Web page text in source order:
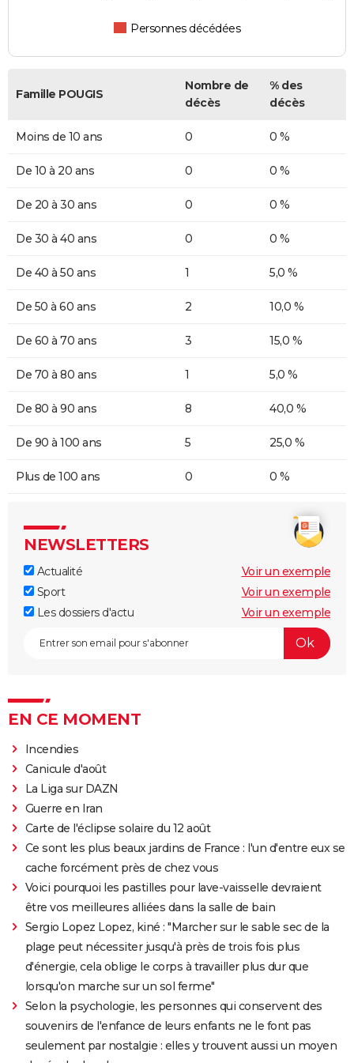
Personnes décédées
Famille POUGIS
Nombre de
décès
% des
décès
Moins de 10 ans 0 0 %
De 10 à 20 ans 0 0 %
De 20 à 30 ans 0 0 %
De 30 à 40 ans 0 0 %
De 40 à 50 ans 1 5,0 %
De 50 à 60 ans 2 10,0 %
De 60 à 70 ans 3 15,0 %
De 70 à 80 ans 1 5,0 %
De 80 à 90 ans 8 40,0 %
De 90 à 100 ans 5 25,0 %
Plus de 100 ans 0 0 %
NEWSLETTERS
Actualité
Voir un exemple
Sport
Voir un exemple
Les dossiers d'actu
Voir un exemple
EN CE MOMENT
Incendies
Canicule d'août
La Liga sur DAZN
Guerre en Iran
Carte de l'éclipse solaire du 12 août
Ce sont les plus beaux jardins de France : l'un d'entre eux se
cache forcément près de chez vous
Voici pourquoi les pastilles pour lave-vaisselle devraient
être vos meilleures alliées dans la salle de bain
Sergio Lopez Lopez, kiné : "Marcher sur le sable sec de la
plage peut nécessiter jusqu'à près de trois fois plus
d'énergie, cela oblige le corps à travailler plus dur que
lorsqu'on marche sur un sol ferme"
Selon la psychologie, les personnes qui conservent des
souvenirs de l'enfance de leurs enfants ne le font pas
seulement par nostalgie : elles y trouvent aussi un moyen